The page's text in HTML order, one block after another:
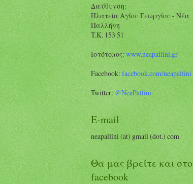
Διεύθυνση:
Πλατεία Αγίου Γεωργίου - Νέα
Παλλήνη
Τ.Κ. 153 51
Ιστότοπος:www.neapallini.gr
Facebook:facebook.com/neapallini
Twitter:@NeaPallini
E-mail
neapallini (at) gmail (dot.) com
Θα μας βρείτε και στο
facebook